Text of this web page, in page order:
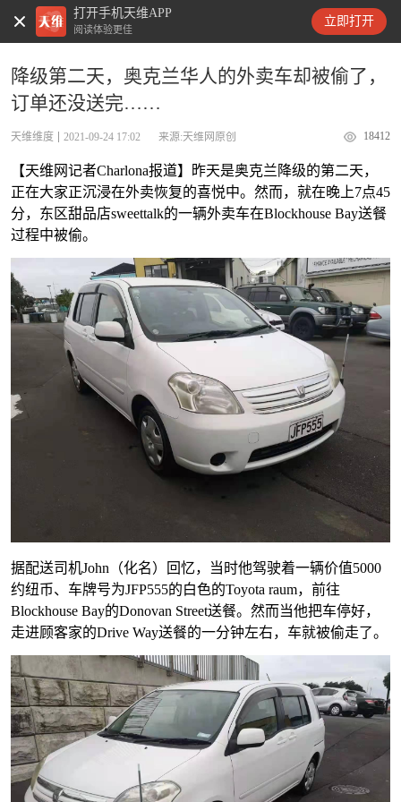
打开手机天维APP
阅读体验更佳
立即打开
天维新闻
降级第二天，奥克兰华人的外卖车却被偷了，
订单还没送完……
天维维度 2021-09-24 17:02 来源:天维网原创 18412
【天维网记者Charlona报道】昨天是奥克兰降级的第二天，
正在大家正沉浸在外卖恢复的喜悦中。然而，就在晚上7点45
分，东区甜品店sweettalk的一辆外卖车在Blockhouse Bay送餐
过程中被偷。
据配送司机John（化名）回忆，当时他驾驶着一辆价值5000
约纽币、车牌号为JFP555的白色的Toyota raum，前往
Blockhouse Bay的Donovan Street送餐。然而当他把车停好，
走进顾客家的Drive Way送餐的一分钟左右，车就被偷走了。